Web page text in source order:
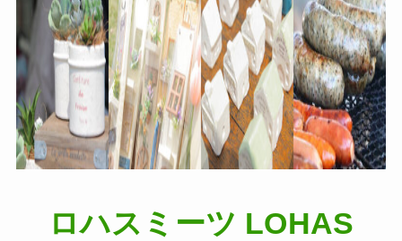
ロハスミーツ LOHAS